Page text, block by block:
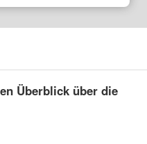
Überblick über die